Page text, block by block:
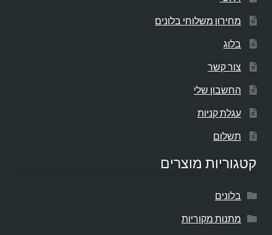
מחירון משלוחי בלונים
בלוג
צור קשר
החשבון שלי
עגלת קניות
תשלום
קטגוריות מוצרים
בלונים
מתנות מקוריות